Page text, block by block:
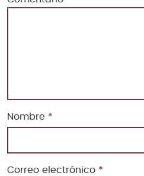
Nombre *
Correo electrónico *